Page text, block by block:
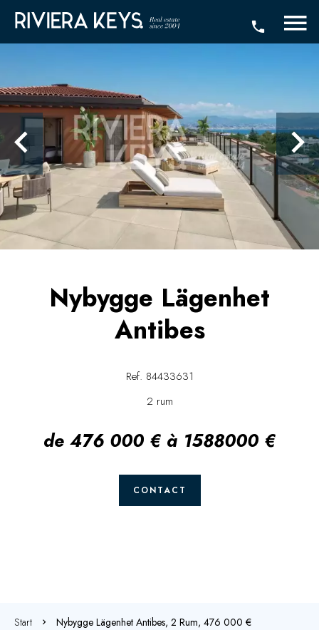
Nybygge Lägenhet
Antibes
Ref. 84433631
2 rum
de 476 000 € à 1588000 €
CONTACT
Start Nybygge Lägenhet Antibes, 2 Rum, 476 000 €